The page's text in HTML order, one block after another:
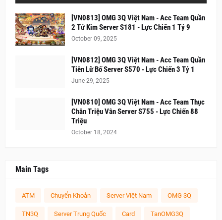
[VN0813] OMG 3Q Việt Nam - Acc Team Quần
2 Tử Kim Server S181 - Lực Chiến 1 Tỷ 9
October 09, 2025
[VN0812] OMG 3Q Việt Nam - Acc Team Quần
Tiên Lữ Bố Server S570 - Lực Chiến 3 Tỷ 1
June 29, 2025
[VN0810] OMG 3Q Việt Nam - Acc Team Thục
Chân Triệu Vân Server S755 - Lực Chiến 88
Triệu
October 18, 2024
Main Tags
ATM Chuyển Khoản Server Việt Nam OMG 3Q
TN3Q Server Trung Quốc Card TanOMG3Q